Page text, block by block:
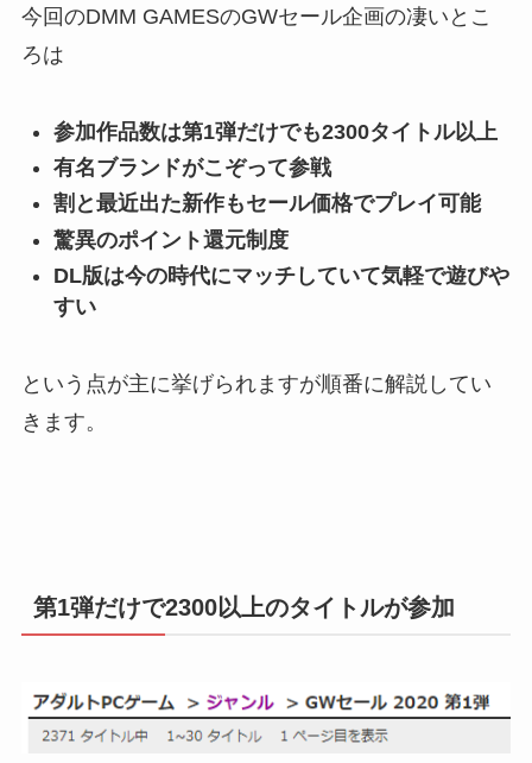
今回のDMM GAMESのGWセール企画の凄いとこ
ろは
参加作品数は第1弾だけでも2300タイトル以上
有名ブランドがこぞって参戦
割と最近出た新作もセール価格でプレイ可能
驚異のポイント還元制度
DL版は今の時代にマッチしていて気軽で遊びや
すい
という点が主に挙げられますが順番に解説してい
きます。
第1弾だけで2300以上のタイトルが参加